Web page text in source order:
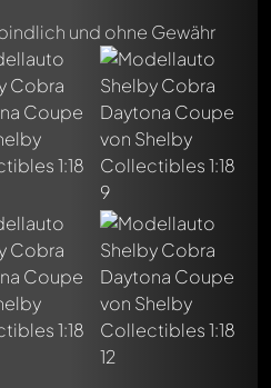
und ohne Gewähr
Kommentar zu diesem Modell!
allen Mitgliedern diskutiert
Mitglieder durch die
Nachricht. Sie werden dann